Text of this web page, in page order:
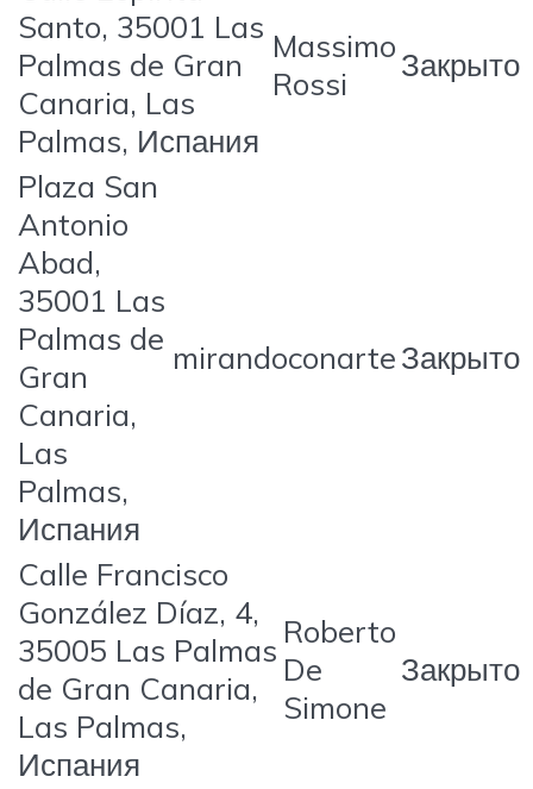
Santo, 35001 Las
Palmas de Gran
Canaria, Las
Palmas, Испания
Massimo
Rossi
Закрыто
Plaza San
Antonio
Abad,
35001 Las
Palmas de
Gran
Canaria,
Las
Palmas,
Испания
mirandoconarteЗакрыто
Calle Francisco
González Díaz, 4,
35005 Las Palmas
de Gran Canaria,
Las Palmas,
Испания
Roberto
De
Simone
Закрыто